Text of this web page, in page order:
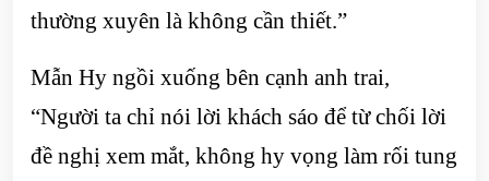
thường xuyên là không cần thiết.”
Mẫn Hy ngồi xuống bên cạnh anh trai,
“Người ta chỉ nói lời khách sáo để từ chối lời
đề nghị xem mắt, không hy vọng làm rối tung